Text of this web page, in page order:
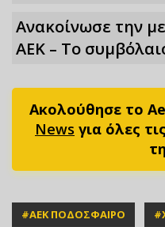
Ανακοίνωσε την
ΑΕΚ – Το
Ακολούθησε το
News για όλες
#ΑΕΚ ΠΟΔΟΣΦΑΙΡΟ #